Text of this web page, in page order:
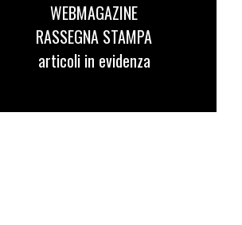
WEBMAGAZINE
RASSEGNA STAMPA
articoli in evidenza